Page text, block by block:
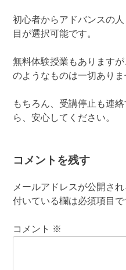
初心者からアドバンスの
目が選択可能です。
無料体験授業もあります
のようなものは一切ありま
もちろん、受講停止も連
ら、安心してください。
コメントを残す
メールアドレスが公開さ
付いている欄は必須項目で
コメント ※